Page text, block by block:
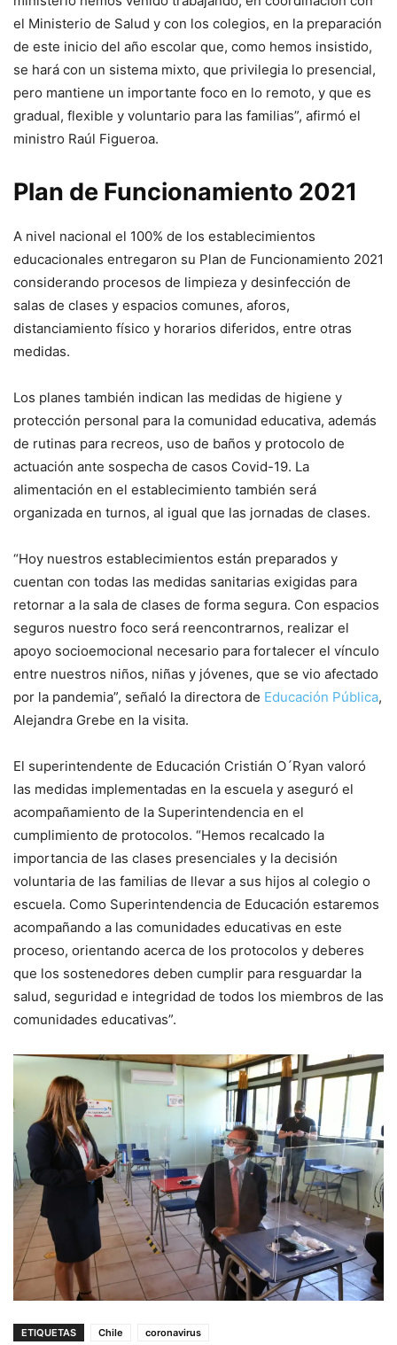
el Ministerio de Salud y con los colegios, en la preparación
de este inicio del año escolar que, como hemos insistido,
se hará con un sistema mixto, que privilegia lo presencial,
pero mantiene un importante foco en lo remoto, y que es
gradual, flexible y voluntario para las familias”, afirmó el
ministro Raúl Figueroa.
Plan de Funcionamiento 2021
A nivel nacional el 100% de los establecimientos
educacionales entregaron su Plan de Funcionamiento 2021
considerando procesos de limpieza y desinfección de
salas de clases y espacios comunes, aforos,
distanciamiento físico y horarios diferidos, entre otras
medidas.
Los planes también indican las medidas de higiene y
protección personal para la comunidad educativa, además
de rutinas para recreos, uso de baños y protocolo de
actuación ante sospecha de casos Covid-19. La
alimentación en el establecimiento también será
organizada en turnos, al igual que las jornadas de clases.
“Hoy nuestros establecimientos están preparados y
cuentan con todas las medidas sanitarias exigidas para
retornar a la sala de clases de forma segura. Con espacios
seguros nuestro foco será reencontrarnos, realizar el
apoyo socioemocional necesario para fortalecer el vínculo
entre nuestros niños, niñas y jóvenes, que se vio afectado
por la pandemia”, señaló la directora de Educación Pública,
Alejandra Grebe en la visita.
El superintendente de Educación Cristián O´Ryan valoró
las medidas implementadas en la escuela y aseguró el
acompañamiento de la Superintendencia en el
cumplimiento de protocolos. “Hemos recalcado la
importancia de las clases presenciales y la decisión
voluntaria de las familias de llevar a sus hijos al colegio o
escuela. Como Superintendencia de Educación estaremos
acompañando a las comunidades educativas en este
proceso, orientando acerca de los protocolos y deberes
que los sostenedores deben cumplir para resguardar la
salud, seguridad e integridad de todos los miembros de las
comunidades educativas”.
ETIQUETAS Chile
coronavirus